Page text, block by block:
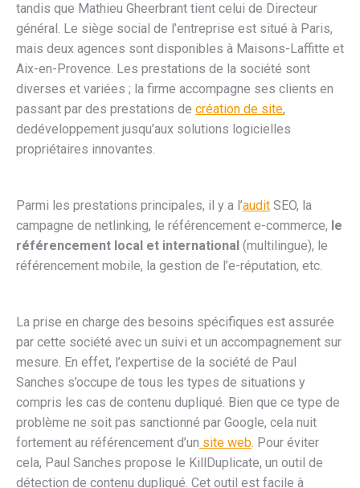
tandis que Mathieu Gheerbrant tient celui de Directeur
général. Le siège social de l’entreprise est situé à Paris,
mais deux agences sont disponibles à Maisons-Laffitte et
Aix-en-Provence. Les prestations de la société sont
diverses et variées ; la firme accompagne ses clients en
passant par des prestations de création de site,
dedéveloppement jusqu’aux solutions logicielles
propriétaires innovantes.
Parmi les prestations principales, il y a l’audit SEO, la
campagne de netlinking, le référencement e-commerce, le
référencement local et international (multilingue), le
référencement mobile, la gestion de l’e-réputation, etc.
La prise en charge des besoins spécifiques est assurée
par cette société avec un suivi et un accompagnement sur
mesure. En effet, l’expertise de la société de Paul
Sanches s’occupe de tous les types de situations y
compris les cas de contenu dupliqué. Bien que ce type de
problème ne soit pas sanctionné par Google, cela nuit
fortement au référencement d’un site web. Pour éviter
cela, Paul Sanches propose le KillDuplicate, un outil de
détection de contenu dupliqué. Cet outil est facile à